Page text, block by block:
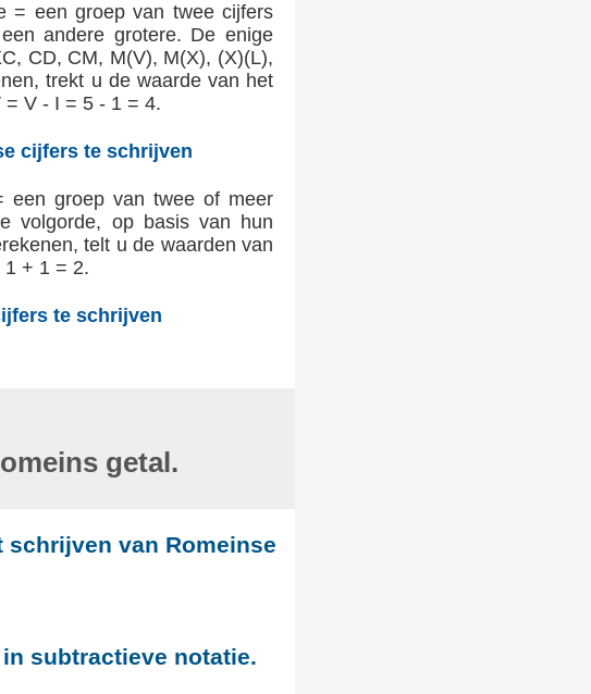
= een groep van twee cijfers
andere grotere. De enige
CD, CM, M(V), M(X), (X)(L),
trekt u de waarde van het
= V - I = 5 - 1 = 4.
cijfers te schrijven
een groep van twee of meer
volgorde, op basis van hun
telt u de waarden van
1 + 1 = 2.
te schrijven
getal.
van Romeinse
subtractieve notatie.